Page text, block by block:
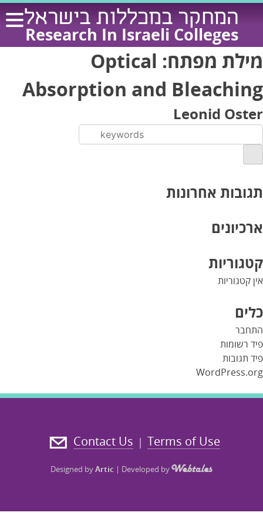
Skip
content
המחקר במכללות בישראל
Research In Israeli Colleges
מילת מפתח: Optical
Absorption and Bleaching
Leonid Oster
תגובות אחרונות
ארכיונים
קטגוריות
אין קטגוריות
כלים
התחבר
פיד רשומות
פיד תגובות
WordPress.org
Terms of Use
|
Contact Us
Designed byArtic | Developed by